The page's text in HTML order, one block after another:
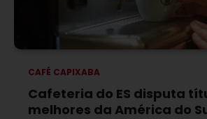
CAFÉ CAPIXABA
Cafeteria do ES disputa
melhores da América do